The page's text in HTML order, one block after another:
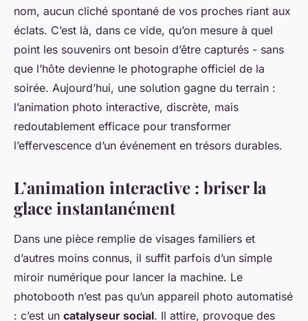
Claude•14/04/2026 13:42•11 min de lecture
nom, aucun cliché spontané de vos proches riant aux
éclats. C’est là, dans ce vide, qu’on mesure à quel
point les souvenirs ont besoin d’être capturés - sans
que l’hôte devienne le photographe officiel de la
soirée. Aujourd’hui, une solution gagne du terrain :
l’animation photo interactive, discrète, mais
redoutablement efficace pour transformer
l’effervescence d’un événement en trésors durables.
L’animation interactive : briser la
glace instantanément
Dans une pièce remplie de visages familiers et
d’autres moins connus, il suffit parfois d’un simple
miroir numérique pour lancer la machine. Le
photobooth n’est pas qu’un appareil photo automatisé
: c’est un catalyseur social. Il attire, provoque des